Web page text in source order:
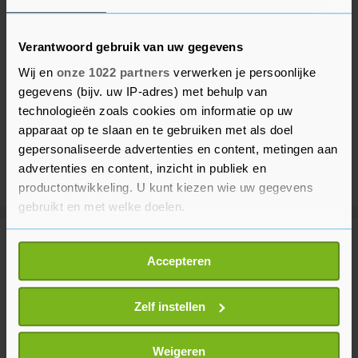
Verantwoord gebruik van uw gegevens
Wij en onze 1022 partners verwerken je persoonlijke
gegevens (bijv. uw IP-adres) met behulp van
technologieën zoals cookies om informatie op uw
apparaat op te slaan en te gebruiken met als doel
gepersonaliseerde advertenties en content, metingen aan
advertenties en content, inzicht in publiek en
productontwikkeling. U kunt kiezen wie uw gegevens
gebruikt en met welke doelen.
Als u het toestaat, willen we ook graag:
Informatie verzamelen over uw geografische
locatie, die tot een paar meter nauwkeurig kan zijn
Uw apparaat identificeren door het actief te
scannen op specifieke eigenschappen (fingerprinting)
Lees meer over hoe uw persoonlijke gegevens worden
Accepteren
Zelf instellen
Weigeren
Meer uit Sport
Wielrenner Del Toro verlengt bij